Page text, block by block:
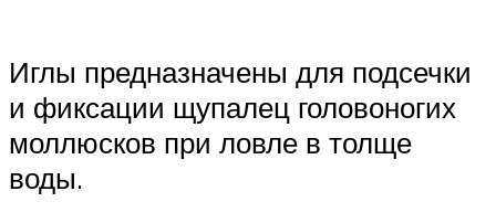
Иглы предназначены для подсечки
и фиксации щупалец головоногих
моллюсков при ловле в толще
воды.